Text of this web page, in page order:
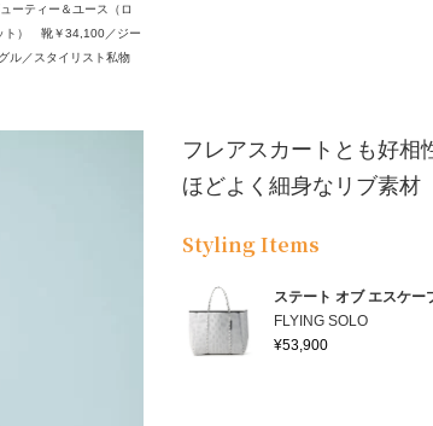
ーティー＆ユース（ロ
ト） 靴￥34,100／ジー
ル／スタイリスト私物
フレアスカートとも好相
ほどよく細身なリブ素材
Styling Items
ステート オブ エスケー
FLYING SOLO
¥53,900